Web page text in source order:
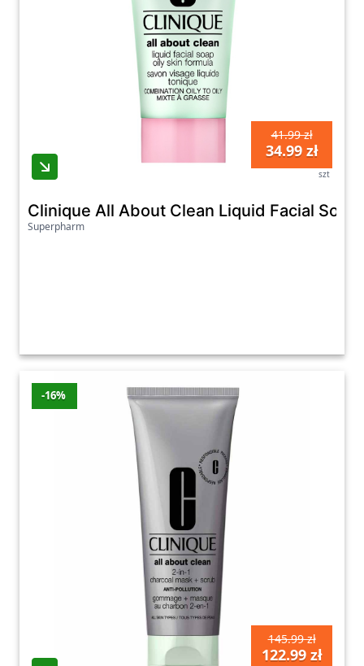
41.99 zł
34.99 zł
szt
Clinique All About Clean Liquid Facial
Superpharm
-16%
145.99 zł
122.99 zł